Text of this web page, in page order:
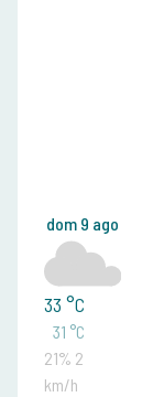
dom 9 ago
33 °C
31 °C
21% 2
km/h